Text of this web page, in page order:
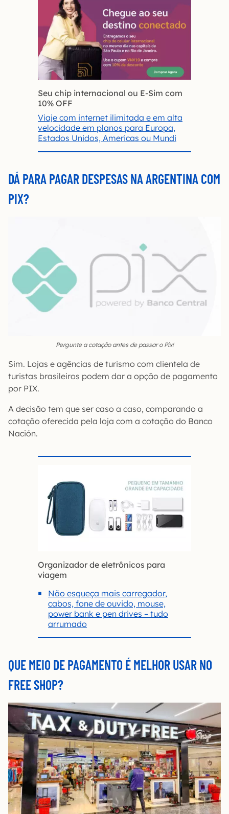
Seu chip internacional ou E-Sim com
10% OFF
Viaje com internet ilimitada e em alta
velocidade em planos para Europa,
Estados Unidos, Americas ou Mundi
DÁ PARA PAGAR DESPESAS NA ARGENTINA COM
PIX?
Pergunte a cotação antes de passar o Pix!
Sim. Lojas e agências de turismo com clientela de
turistas brasileiros podem dar a opção de pagamento
por PIX.
A decisão tem que ser caso a caso, comparando a
cotação oferecida pela loja com a cotação do Banco
Nación.
Organizador de eletrônicos para
viagem
Não esqueça mais carregador,
cabos, fone de ouvido, mouse,
power bank e pen drives – tudo
arrumado
QUE MEIO DE PAGAMENTO É MELHOR USAR NO
FREE SHOP?